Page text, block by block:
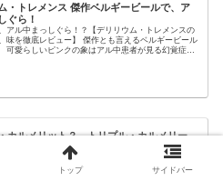
・トレメンス 傑作ベルギービールで、ア
ぐら！
アル中まっしぐら！？【デリリウム・トレメンスの
味を徹底レビュー】 傑作とも言えるベルギービール
愛らしいピンクの象はアル中患者が見る幻覚症
カルメリット？ トリプル・カルメリー
ちやねん
香ばしい香りと、エゲツなく濃厚な旨味【トリプ
ートの色味、香り、味を徹底レビュー】 ベルギービ
トップ サイドバー